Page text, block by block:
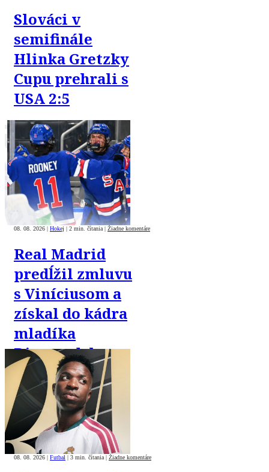
Slováci v
semifinále
Hlinka Gretzky
Cupu prehrali s
USA 2:5
08. 08. 2026 | Hokej | 2 min. čítania| Žiadne komentáre
Real Madrid
predĺžil zmluvu
s Viníciusom a
získal do kádra
mladíka
Diomandeho
08. 08. 2026 | Futbal | 3 min. čítania | Žiadne komentáre